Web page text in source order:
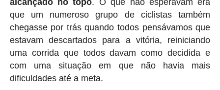
alcançado no topo. O que não esperavam era
que um numeroso grupo de ciclistas também
chegasse por trás quando todos pensávamos que
estavam descartados para a vitória, reiniciando
uma corrida que todos davam como decidida e
com uma situação em que não havia mais
dificuldades até a meta.